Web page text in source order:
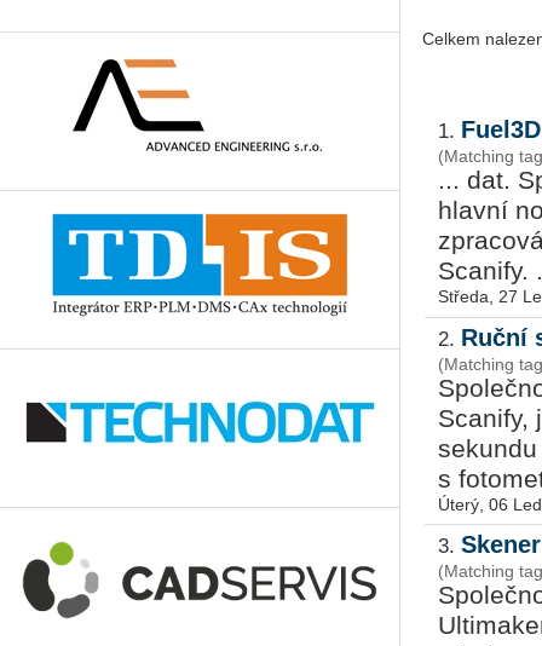
Celkem
1.
(Matching
... dat.
hlavní
Scanify.
Středa, 27
2. Ruční
(Matching
Scanify,
s
Úterý, 06
3.
(Matching